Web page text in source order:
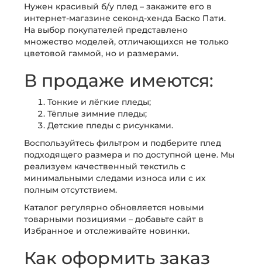
Нужен красивый б/у плед – закажите его в
интернет-магазине секонд-хенда Баско Пати.
На выбор покупателей представлено
множество моделей, отличающихся не только
цветовой гаммой, но и размерами.
В продаже имеются:
Тонкие и лёгкие пледы;
Тёплые зимние пледы;
Детские пледы с рисунками.
Воспользуйтесь фильтром и подберите плед
подходящего размера и по доступной цене. Мы
реализуем качественный текстиль с
минимальными следами износа или с их
полным отсутствием.
Каталог регулярно обновляется новыми
товарными позициями – добавьте сайт в
Избранное и отслеживайте новинки.
Как оформить заказ